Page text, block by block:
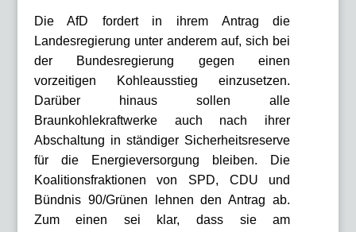
Die AfD fordert in ihrem Antrag die
Landesregierung unter anderem auf, sich bei
der Bundesregierung gegen einen
vorzeitigen Kohleausstieg einzusetzen.
Darüber hinaus sollen alle
Braunkohlekraftwerke auch nach ihrer
Abschaltung in ständiger Sicherheitsreserve
für die Energieversorgung bleiben. Die
Koalitionsfraktionen von SPD, CDU und
Bündnis 90/Grünen lehnen den Antrag ab.
Zum einen sei klar, dass sie am